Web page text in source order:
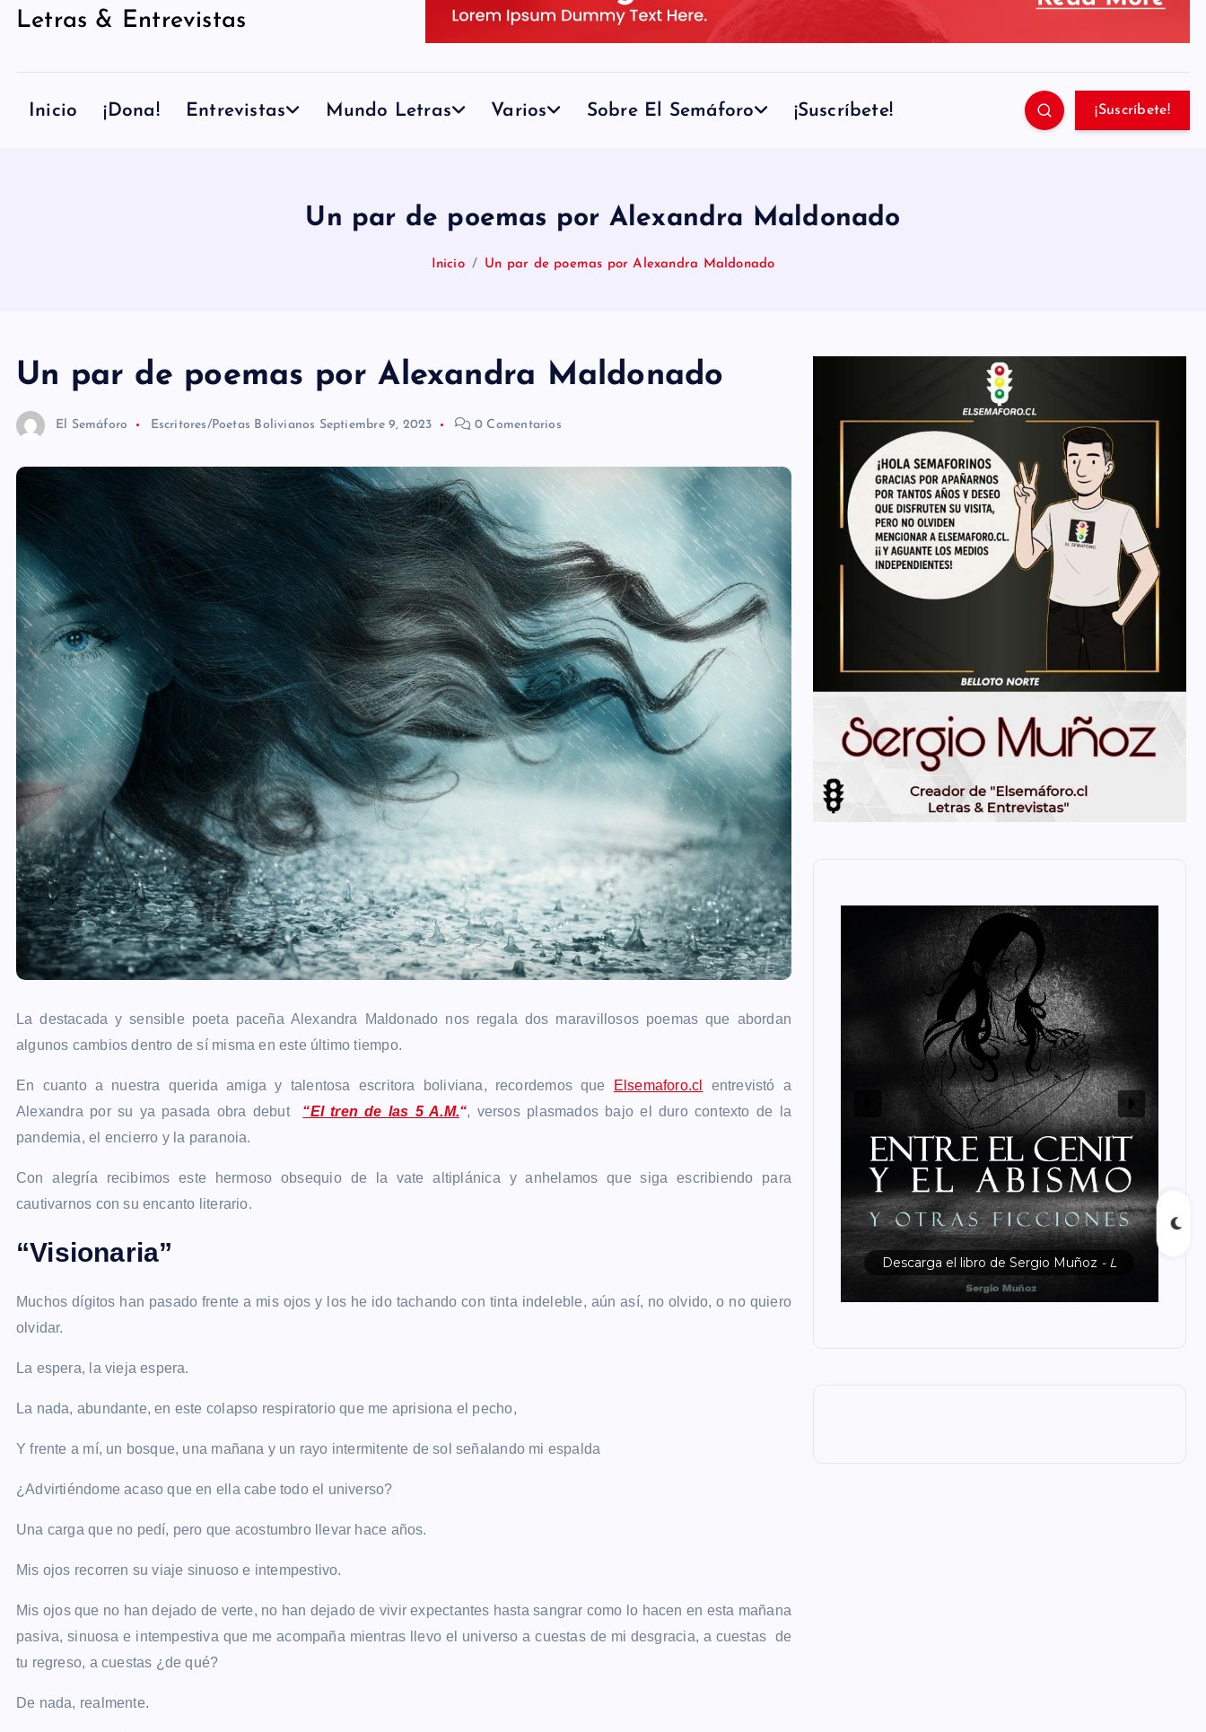
Letras & Entrevistas
Inicio ¡Dona! Entrevistas Mundo Letras Varios Sobre El Semáforo ¡Suscríbete! ¡Suscríbete!
Un par de poemas por Alexandra Maldonado
Inicio Un par de poemas por Alexandra Maldonado
Un par de poemas por Alexandra Maldonado
El Semáforo Escritores/Poetas Bolivianos Septiembre 9, 2023 0 Comentarios
La destacada y sensible poeta paceña Alexandra Maldonado nos regala dos maravillosos poemas que abordan
algunos cambios dentro de sí misma en este último tiempo.
En cuanto a nuestra querida amiga y talentosa escritora boliviana, recordemos que Elsemaforo.cl
entrevistó a
Alexandra por su ya pasada obra debut
“El tren de las 5 A.M.“, versos plasmados bajo el duro contexto de la
pandemia, el encierro y la paranoia.
Con alegría recibimos este hermoso obsequio de la vate altiplánica y anhelamos que siga escribiendo para
cautivarnos con su encanto literario.
“Visionaria”
Muchos dígitos han pasado frente a mis ojos y los he ido tachando con tinta indeleble, aún así, no olvido, o no quiero
olvidar.
La espera, la vieja espera.
La nada, abundante, en este colapso respiratorio que me aprisiona el pecho,
Y frente a mí, un bosque, una mañana y un rayo intermitente de sol señalando mi espalda
¿Advirtiéndome acaso que en ella cabe todo el universo?
Una carga que no pedí, pero que acostumbro llevar hace años.
Mis ojos recorren su viaje sinuoso e intempestivo.
Mis ojos que no han dejado de verte, no han dejado de vivir expectantes hasta sangrar como lo hacen en esta mañana
pasiva, sinuosa e intempestiva que me acompaña mientras llevo el universo a cuestas de mi desgracia, a cuestas de
tu regreso, a cuestas ¿de qué?
De nada, realmente.
Descarga el libro de Sergio Muñoz - L